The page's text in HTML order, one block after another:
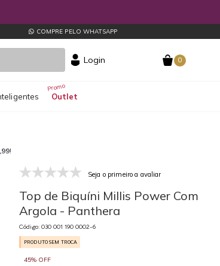
COMPRE PELO WHATSAPP
Login 0
Outlet
!
0002-6 Seja o primeiro a avaliar
Top de Biquíni Millis Power Com
Argola - Panthera
Código: 030 001 190 0002-6
PRODUTO SEM TROCA
45% OFF